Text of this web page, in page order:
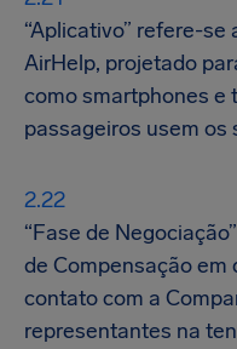
“Aplicativo” refere-
AirHelp, projetado
como smartphones e
passageiros usem os
“Fase de
de Compensação em
contato com a
representantes na